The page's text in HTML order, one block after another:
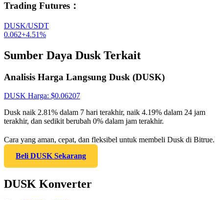
Trading Futures ：
DUSK/USDT
0.062+4.51%
Sumber Daya Dusk Terkait
Analisis Harga Langsung Dusk (DUSK)
DUSK Harga: $0.06207
Dusk naik 2.81% dalam 7 hari terakhir, naik 4.19% dalam 24 jam
terakhir, dan sedikit berubah 0% dalam jam terakhir.
Cara yang aman, cepat, dan fleksibel untuk membeli Dusk di Bitrue.
Beli DUSK Sekarang
DUSK Konverter